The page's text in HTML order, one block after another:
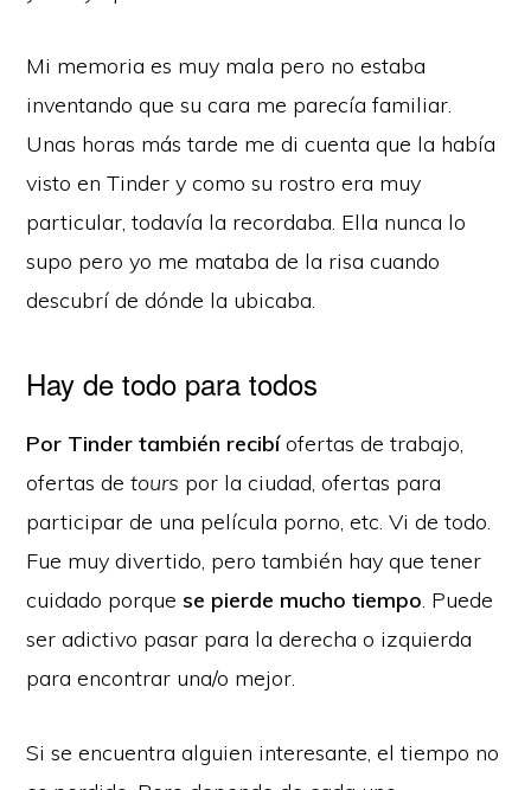
Mi memoria es muy mala pero no estaba
inventando que su cara me parecía familiar.
Unas horas más tarde me di cuenta que la había
visto en Tinder y como su rostro era muy
particular, todavía la recordaba. Ella nunca lo
supo pero yo me mataba de la risa cuando
descubrí de dónde la ubicaba.
Hay de todo para todos
Por Tinder también recibíofertas de trabajo,
ofertas detours por la ciudad, ofertas para
participar de una película porno, etc. Vi de todo.
Fue muy divertido, pero también hay que tener
cuidado porquese pierde mucho tiempo. Puede
ser adictivo pasar para la derecha o izquierda
para encontrar una/o mejor.
Si se encuentra alguien interesante, el tiempo no